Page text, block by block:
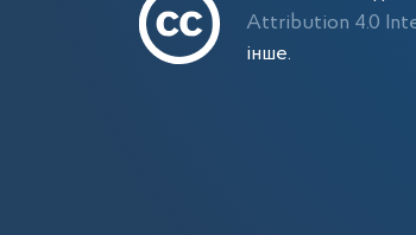
Attribution 4.0
інше.